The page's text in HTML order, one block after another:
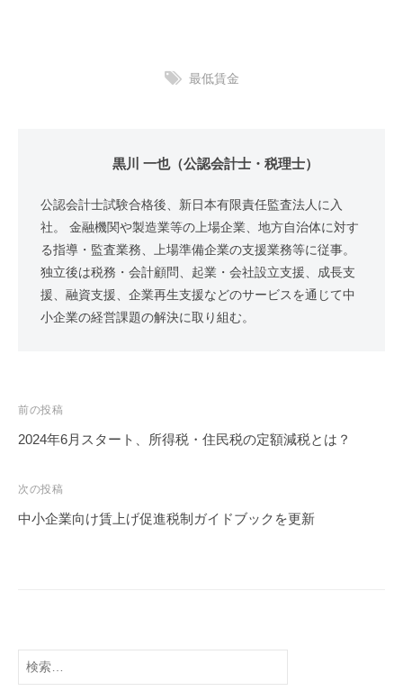
最低賃金
黒川 一也（公認会計士・税理士）
公認会計士試験合格後、新日本有限責任監査法人に入
社。 金融機関や製造業等の上場企業、地方自治体に対す
る指導・監査業務、上場準備企業の支援業務等に従事。
独立後は税務・会計顧問、起業・会社設立支援、成長支
援、融資支援、企業再生支援などのサービスを通じて中
小企業の経営課題の解決に取り組む。
投
稿
ビ
ゲ
前の投稿
2024年6月スタート、所得税・住民税の定額減税とは？
次の投稿
中小企業向け賃上げ促進税制ガイドブックを更新
検